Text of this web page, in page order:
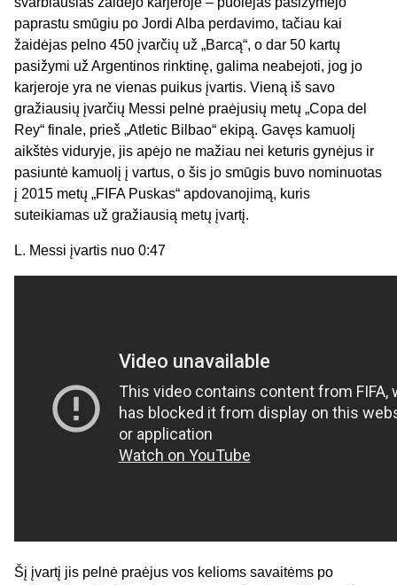
paprastu smūgiu po Jordi Alba perdavimo, tačiau kai
žaidėjas pelno 450 įvarčių už „Barcą“, o dar 50 kartų
pasižymi už Argentinos rinktinę, galima neabejoti, jog jo
karjeroje yra ne vienas puikus įvartis. Vieną iš savo
gražiausių įvarčių Messi pelnė praėjusių metų „Copa del
Rey“ finale, prieš „Atletic Bilbao“ ekipą. Gavęs kamuolį
aikštės viduryje, jis apėjo ne mažiau nei keturis gynėjus ir
pasiuntė kamuolį į vartus, o šis jo smūgis buvo nominuotas
į 2015 metų „FIFA Puskas“ apdovanojimą, kuris
suteikiamas už gražiausią metų įvartį.
L. Messi įvartis nuo 0:47
Šį įvartį jis pelnė praėjus vos kelioms savaitėms po